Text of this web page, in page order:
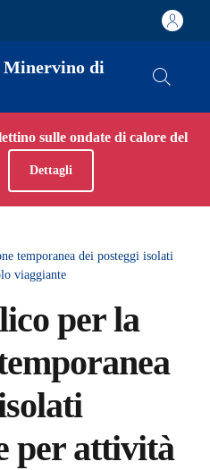
Minervino di
sulle ondate di calore del
Dettagli
temporanea dei posteggi isolati
viaggiante
per la
per attività